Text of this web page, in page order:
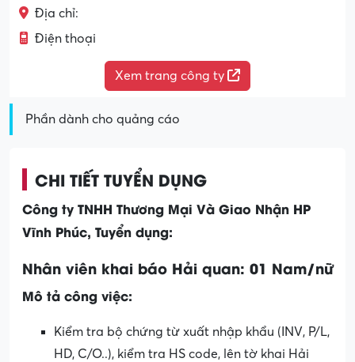
Địa chỉ:
Điện thoại
Xem trang công ty
Phần dành cho quảng cáo
CHI TIẾT TUYỂN DỤNG
Công ty TNHH Thương Mại Và Giao Nhận HP
Vĩnh Phúc, Tuyển dụng:
Nhân viên khai báo Hải quan: 01 Nam/nữ
Mô tả công việc:
Kiểm tra bộ chứng từ xuất nhập khẩu (INV, P/L,
HD, C/O..), kiểm tra HS code, lên tờ khai Hải